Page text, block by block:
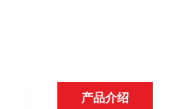
产品介绍